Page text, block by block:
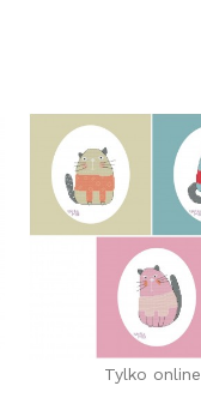
Tylko online